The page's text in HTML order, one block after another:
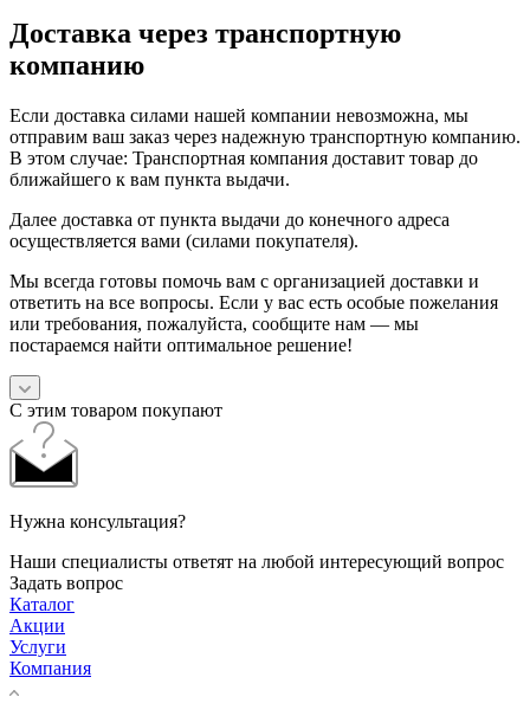
Доставка через транспортную
компанию
Если доставка силами нашей компании невозможна, мы
отправим ваш заказ через надежную транспортную компанию.
В этом случае: Транспортная компания доставит товар до
ближайшего к вам пункта выдачи.
Далее доставка от пункта выдачи до конечного адреса
осуществляется вами (силами покупателя).
Мы всегда готовы помочь вам с организацией доставки и
ответить на все вопросы. Если у вас есть особые пожелания
или требования, пожалуйста, сообщите нам — мы
постараемся найти оптимальное решение!
С этим товаром покупают
Нужна консультация?
Наши специалисты ответят на любой интересующий вопрос
Задать вопрос
Каталог
Акции
Услуги
Компания